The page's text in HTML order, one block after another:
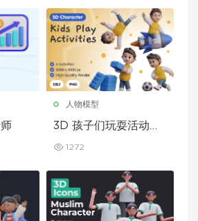
人物模型
3D 孩子们玩耍活动插
1272